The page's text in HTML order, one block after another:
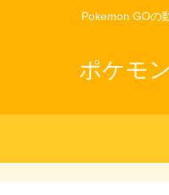
Pokemon GOの
ポケモ